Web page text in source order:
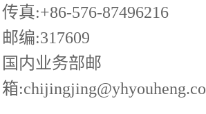
传真:+86-576-87496216
邮编:317609
国内业务部邮
箱